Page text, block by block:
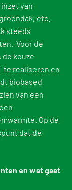
van
etc.
steeds
Voor de
keuze
te realiseren en
biobased
van een
Op de
dat de
en wat gaat